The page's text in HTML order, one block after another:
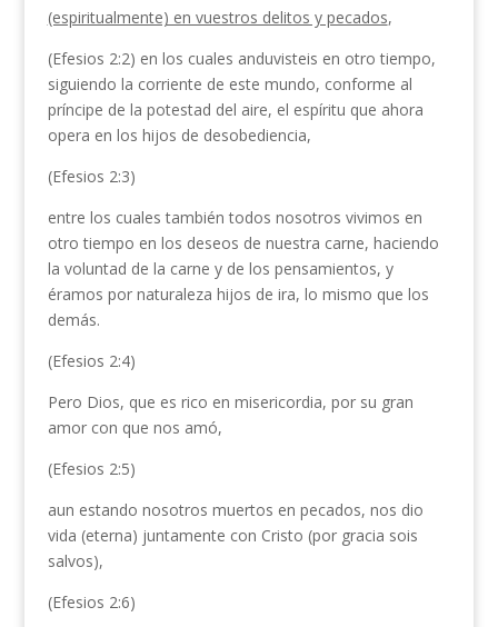
(espiritualmente) en vuestros delitos y pecados,
(Efesios 2:2) en los cuales anduvisteis en otro tiempo,
siguiendo la corriente de este mundo, conforme al
príncipe de la potestad del aire, el espíritu que ahora
opera en los hijos de desobediencia,
(Efesios 2:3)
entre los cuales también todos nosotros vivimos en
otro tiempo en los deseos de nuestra carne, haciendo
la voluntad de la carne y de los pensamientos, y
éramos por naturaleza hijos de ira, lo mismo que los
demás.
(Efesios 2:4)
Pero Dios, que es rico en misericordia, por su gran
amor con que nos amó,
(Efesios 2:5)
aun estando nosotros muertos en pecados, nos dio
vida (eterna) juntamente con Cristo (por gracia sois
salvos),
(Efesios 2:6)